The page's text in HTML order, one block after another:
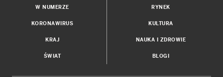
W NUMERZE
KORONAWIRUS
KRAJ
ŚWIAT
RYNEK
KULTURA
NAUKA I ZDROWIE
BLOGI